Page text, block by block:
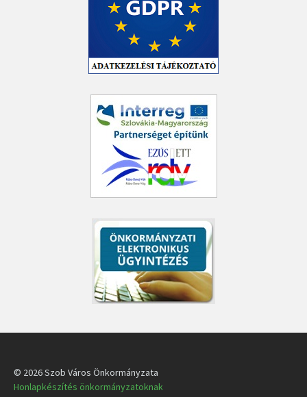
© 2026 Szob Város Önkormányzata
Honlapkészítés önkormányzatoknak